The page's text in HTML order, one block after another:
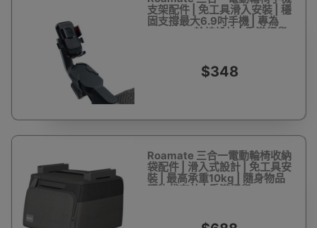
支架配件 | 免工具滑入安裝 | 穩
固支撐最大6.9吋手機 | 專為
Roamate輪椅設計 | 香港行貨
$348
Roamate 三合一電動輪椅收納
袋配件 | 滑入式設計 | 免工具安
裝 | 最高承重10kg | 隨身物品
購物袋存放 | 香港行貨